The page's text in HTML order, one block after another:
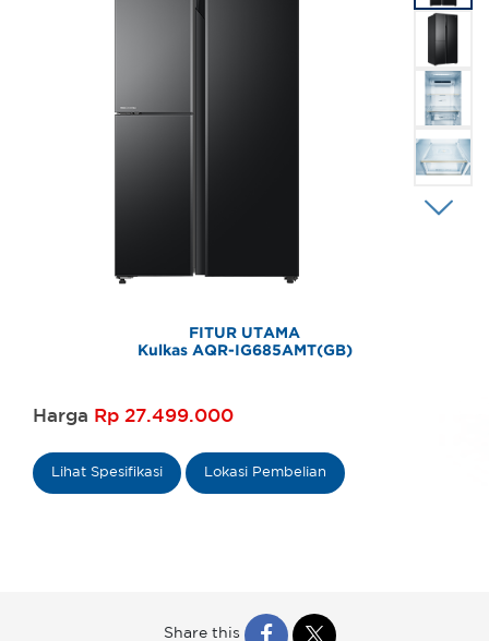
FITUR UTAMA
Kulkas AQR-IG685AMT(GB)
Harga Rp 27.499.000
Lihat Spesifikasi Lokasi Pembelian
Share this